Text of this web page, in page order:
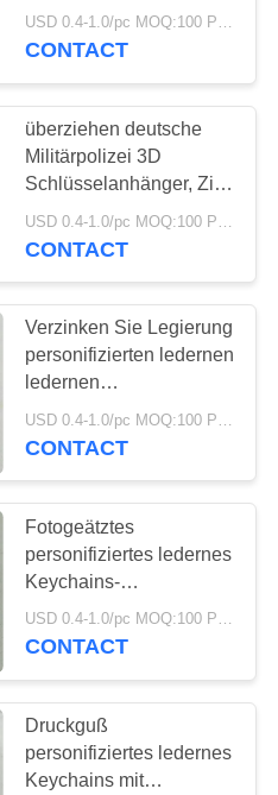
personifiziertes
Keychains mit antikem
USD 0.4-1.0/pc MOQ:100 PC pro Entwurf
CONTACT
überziehen deutsche
Militärpolizei 3D
Schlüsselanhänger, Zink
Legierung
personifiziertes ledernes
CONTACT
Verzinken Sie Legierung
personifizierten ledernen
ledernen
Schlüsselanhänger
Keychains/des
USD 0.4-1.0/pc MOQ:100 PC pro Entwurf
CONTACT
Fotogeätztes
personifiziertes ledernes
Keychains-
Messingweiche/Epoxy-
Kleber Emblem
USD 0.4-1.0/pc MOQ:100 PC pro Entwurf
CONTACT
Druckguß
personifiziertes ledernes
Keychains mit